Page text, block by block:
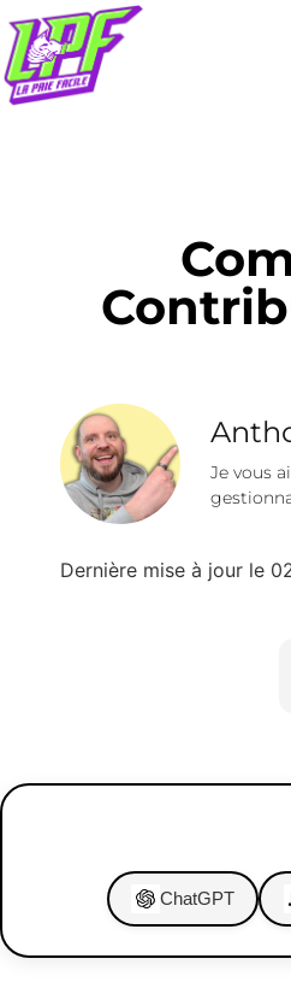
Je vous
Dernière mise à jour le
ChatGPT